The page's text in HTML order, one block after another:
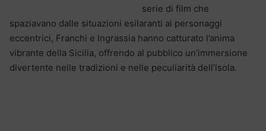
serie di film che
spaziavano dalle situazioni esilaranti ai personaggi
eccentrici, Franchi e Ingrassia hanno catturato l’anima
vibrante della Sicilia, offrendo al pubblico un’immersione
divertente nelle tradizioni e nelle peculiarità dell’isola.